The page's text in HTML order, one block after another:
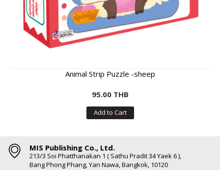
Animal Strip Puzzle -sheep
95.00 THB
Add to Cart
MIS Publishing Co., Ltd.
213/3 Soi Phatthanakan 1 ( Sathu Pradit 34 Yaek 6 ),
Bang Phong Phang, Yan Nawa, Bangkok, 10120